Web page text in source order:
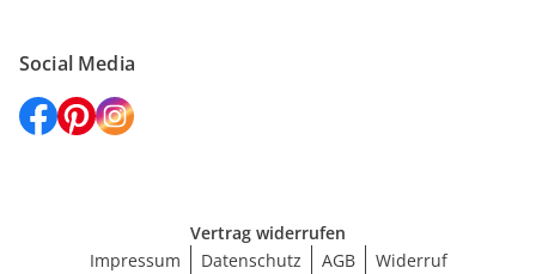
Social Media
Vertrag widerrufen
Impressum
Datenschutz AGB
Widerruf